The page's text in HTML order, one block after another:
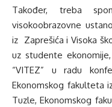
Također, treba
visokoobrazovne
iz Zaprešića i Visoka
uz studente
“VITEZ” u radu
Ekonomskog fakulteta
Tuzle, Ekonomskog